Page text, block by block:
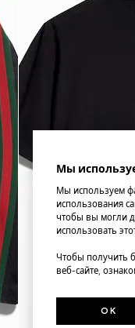
Мы
Мы используем
использования
чтобы вы могли
использовать
Чтобы получить
веб-сайте,
OK